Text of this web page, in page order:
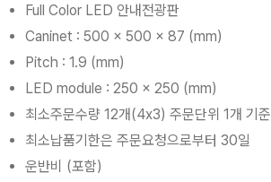
Full Color LED 안내전광판
Caninet : 500 x 500 x 87 (mm)
Pitch : 1.9 (mm)
LED module : 250 x 250 (mm)
최소주문수량 12개(4x3) 주문단위 1개 기준
최소납품기한은 주문요청으로부터 30일
운반비 (포함)